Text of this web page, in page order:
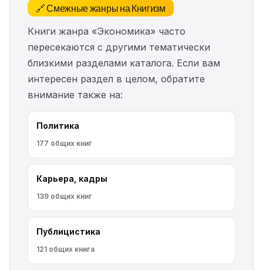
🔗 Смежные жанры на Книгизм
Книги жанра «Экономика» часто
пересекаются с другими тематически
близкими разделами каталога. Если вам
интересен раздел в целом, обратите
внимание также на:
Политика
177 общих книг
Карьера, кадры
139 общих книг
Публицистика
121 общих книга